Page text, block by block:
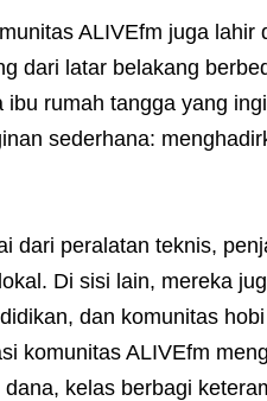
ALIVEfm juga lahir
dari latar belakang
rumah tangga yang
sederhana:
dari peralatan teknis,
Di sisi lain, mereka
dan komunitas
komunitas ALIVEfm
kelas berbagi